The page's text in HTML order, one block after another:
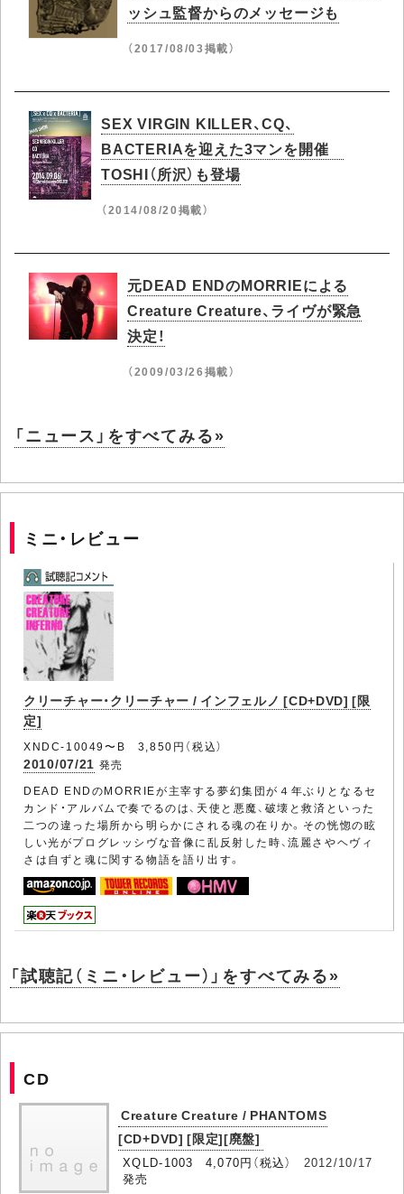
ッシュ監督からのメッセージも
（2017/08/03掲載）
SEX VIRGIN KILLER、CQ、
BACTERIAを迎えた3マンを開催
TOSHI（所沢）も登場
（2014/08/20掲載）
元DEAD ENDのMORRIEによる
Creature Creature、ライヴが緊急
決定！
（2009/03/26掲載）
「ニュース」をすべてみる»
ミニ・レビュー
クリーチャー・クリーチャー / インフェルノ [CD+DVD] [限
定]
XNDC-10049〜B 3,850円（税込）
2010/07/21 発売
DEAD ENDのMORRIEが主宰する夢幻集団が４年ぶりとなるセ
カンド・アルバムで奏でるのは、天使と悪魔、破壊と救済といった
二つの違った場所から明らかにされる魂の在りか。その恍惚の眩
しい光がプログレッシヴな音像に乱反射した時、流麗さやヘヴィ
さは自ずと魂に関する物語を語り出す。
「試聴記（ミニ・レビュー）」をすべてみる»
CD
Creature Creature / PHANTOMS
[CD+DVD] [限定][廃盤]
XQLD-1003 4,070円（税込） 2012/10/17
発売